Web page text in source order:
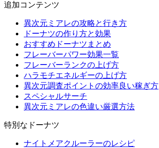
追加コンテンツ
異次元ミアレの攻略と行き方
ドーナツの作り方と効果
おすすめドーナツまとめ
フレーバーパワー効果一覧
フレーバーランクの上げ方
ハラモチエネルギーの上げ方
異次元調査ポイントの効率良い稼ぎ方
スペシャルサーチ
異次元ミアレの色違い厳選方法
特別なドーナツ
ナイトメアクルーラーのレシピ